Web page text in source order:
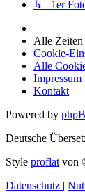
↳ 1er
Alle Zeiten
Cookie-
Alle
Impressum
Kontakt
Powered by
Deutsche
Style proflatvon
Datenschutz